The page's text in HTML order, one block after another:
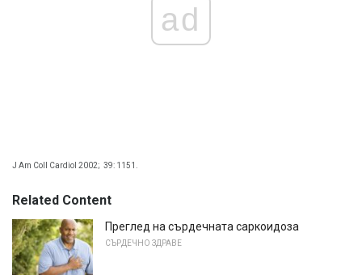
ad
J Am Coll Cardiol 2002; 39: 1151.
Related Content
Преглед на сърдечната саркоидоза
СЪРДЕЧНО ЗДРАВЕ